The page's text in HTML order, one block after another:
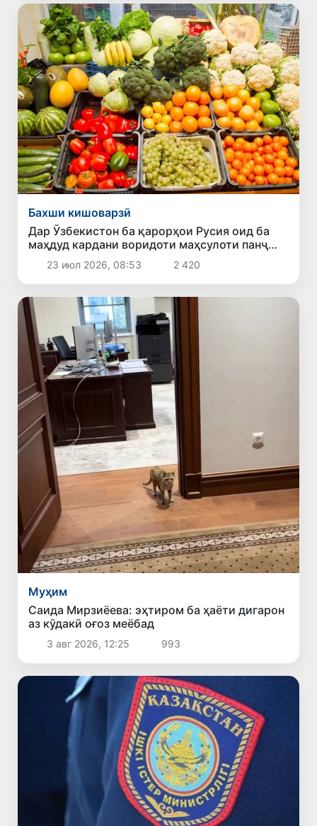
Бахши кишоварзӣ
Дар Ӯзбекистон ба қарорҳои Русия оид ба
маҳдуд кардани воридоти маҳсулоти панҷ
содиркунанда шарҳ доданд
23 июл 2026, 08:53 2 420
Муҳим
Саида Мирзиёева: эҳтиром ба ҳаёти дигарон
аз кӯдакӣ оғоз меёбад
3 авг 2026, 12:25 993